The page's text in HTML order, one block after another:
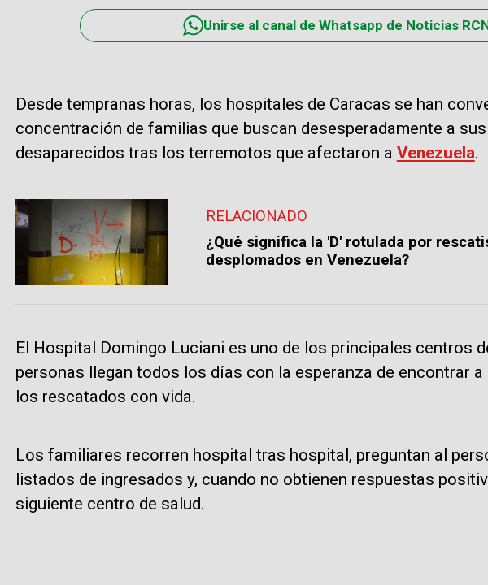
Unirse al canal de Whatsapp de Noticias
Desde tempranas horas, los hospitales de Caracas se han
concentración de familias que buscan desesperadamente a
desaparecidos tras los terremotos que afectaron a Venezuela.
RELACIONADO
¿Qué significa la 'D' rotulada por
desplomados en Venezuela?
El Hospital Domingo Luciani es uno de los principales centros
personas llegan todos los días con la esperanza de encontrar
los rescatados con vida.
Los familiares recorren hospital tras hospital, preguntan al
listados de ingresados y, cuando no obtienen respuestas
siguiente centro de salud.